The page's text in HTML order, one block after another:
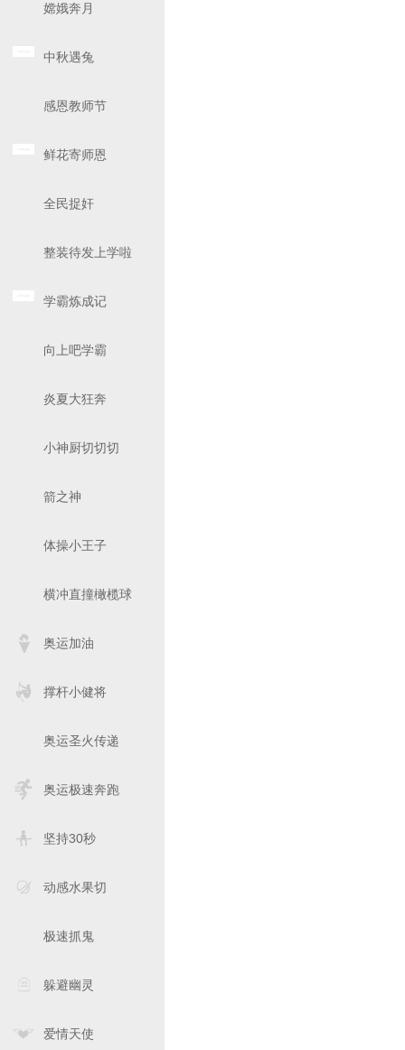
嫦娥奔月
中秋遇兔
感恩教师节
鲜花寄师恩
全民捉奸
整装待发上学啦
学霸炼成记
向上吧学霸
炎夏大狂奔
小神厨切切切
箭之神
体操小王子
横冲直撞橄榄球
奥运加油
撑杆小健将
奥运圣火传递
奥运极速奔跑
坚持30秒
动感水果切
极速抓鬼
躲避幽灵
爱情天使